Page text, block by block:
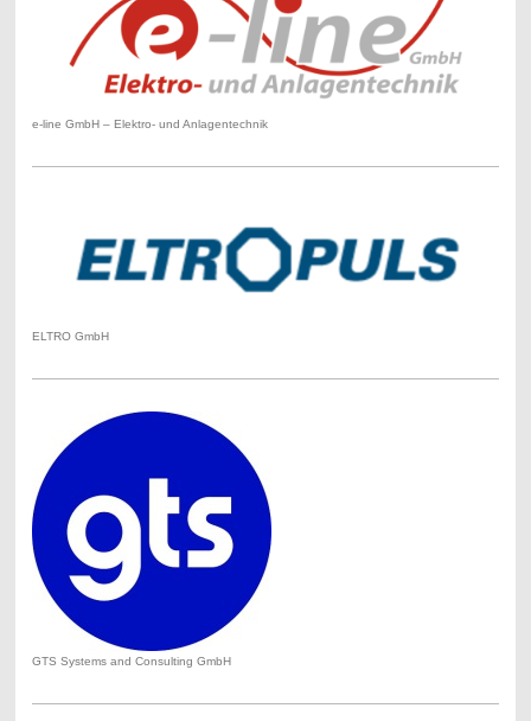
e-line GmbH – Elektro- und Anlagentechnik
ELTRO GmbH
GTS Systems and Consulting GmbH